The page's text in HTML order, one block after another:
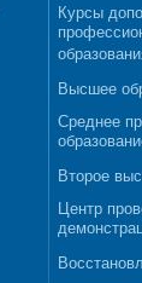
Курсы
Высшее
Среднее
Второе
Центр